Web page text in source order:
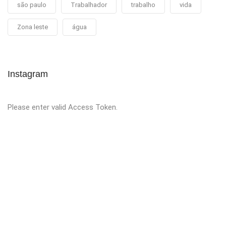
são paulo Trabalhador trabalho vida
Zona leste água
Instagram
Please enter valid Access Token.